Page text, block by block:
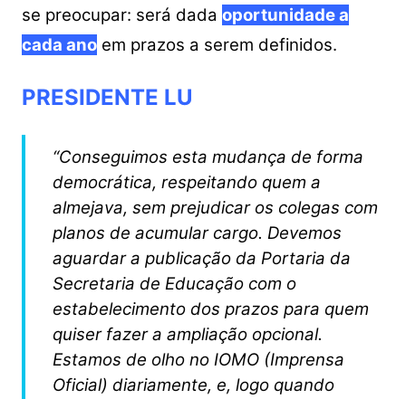
se preocupar: será dada oportunidade a
cada anoem prazos a serem definidos.
PRESIDENTE LU
“Conseguimos esta mudança de forma
democrática, respeitando quem a
almejava, sem prejudicar os colegas com
planos de acumular cargo. Devemos
aguardar a publicação da Portaria da
Secretaria de Educação com o
estabelecimento dos prazos para quem
quiser fazer a ampliação opcional.
Estamos de olho no IOMO (Imprensa
Oficial) diariamente, e, logo quando